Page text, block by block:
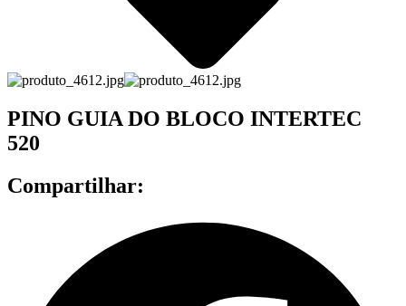
PINO GUIA DO BLOCO INTERTEC
520
Compartilhar: